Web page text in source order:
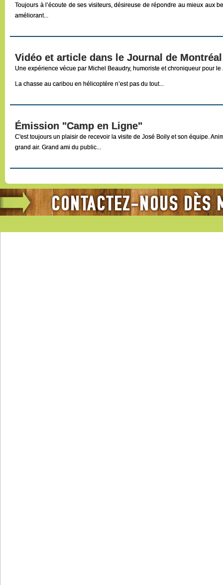
Toujours à l’écoute de ses visiteurs, désireuse de répondre au mieux aux
améliorant...
Vidéo et article dans le Journal de Montréal
Une expérience vécue par Michel Beaudry, humoriste et chroniqueur pour
La chasse au caribou en hélicoptère n’est pas du tout...
Émission "Camp en Ligne"
C'est toujours un plaisir de recevoir la visite de José Boily et son équipe.
grand air. Grand ami du public...